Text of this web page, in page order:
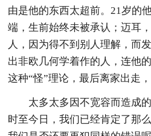
由是他的东西太超前。21岁的
端，生前始终未被承认；迈耳
人，因为得不到别人理解，而
出非欧几何学着作的人，连他
这种“怪”理论，最后离家出走
太多太多因不宽容而造成
时至今日，我们已经肯定了那